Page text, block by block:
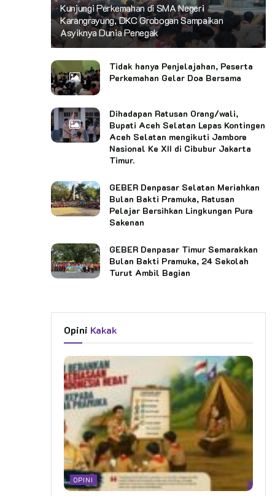
Kunjungi Perkemahan di SMA Negeri
Karangrayung, DKC Grobogan Sampaikan
Asyiknya Dunia Penegak
Tidak hanya Penjelajahan, Peserta
Perkemahan Gelar Doa Bersama
Dihadapan Ratusan Orang/wali,
Bupati Aceh Selatan Lepas Kontingen
Aceh Selatan mengikuti Jambore
Nasional Ke XII di Cibubur Jakarta
Timur.
GEBER Denpasar Selatan Meriahkan
Bulan Bakti Pramuka, Ratusan
Pelajar Bersihkan Lingkungan Pura
Sakenan
GEBER Denpasar Timur Semarakkan
Bulan Bakti Pramuka, 24 Sekolah
Turut Ambil Bagian
Opini Kakak
OPINI